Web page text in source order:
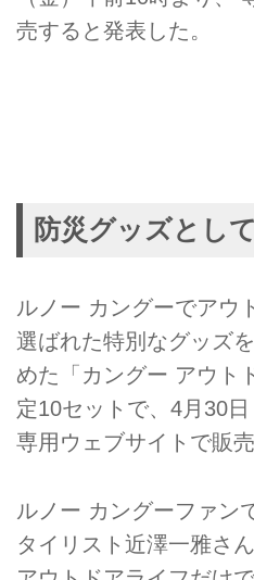
売すると発表した。
防災グッズとし
ルノー カングーでアウ
選ばれた特別なグッズ
めた「カングー アウト
定10セットで、4月30
専用ウェブサイトで販売
ルノー カングーファン
タイリスト近澤一雅さ